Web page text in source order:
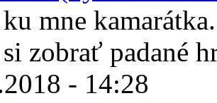
mne
zobrať padané
- 14:28